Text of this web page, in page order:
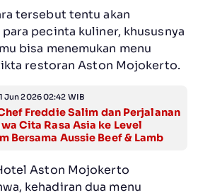
tersebut tentu akan
pecinta kuliner, khususnya
bisa menemukan menu
restoran Aston Mojokerto.
Jun 2026 02:42 WIB
Freddie Salim dan Perjalanan
Cita Rasa Asia ke Level
Bersama Aussie Beef & Lamb
Aston Mojokerto
kehadiran dua menu